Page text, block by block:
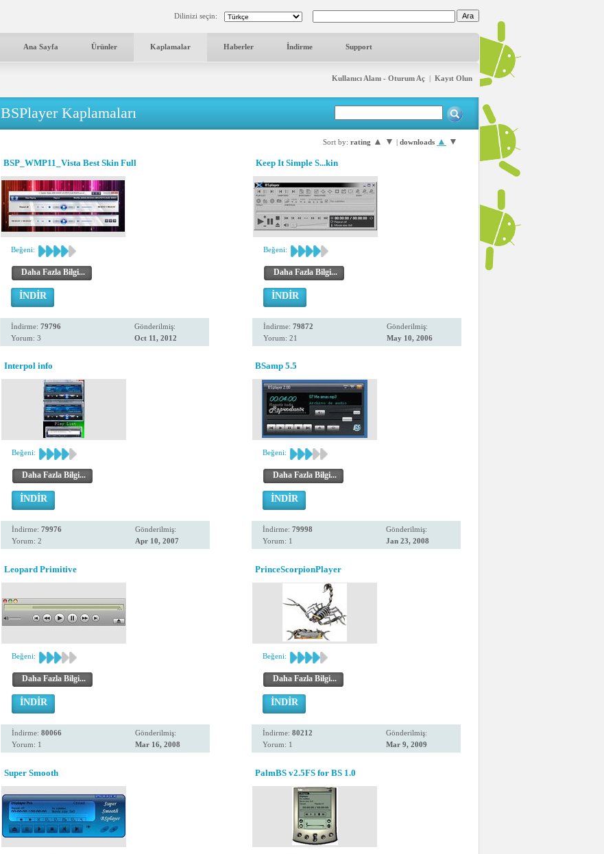
Dilinizi seçin:
Ana Sayfa Ürünler Kaplamalar Haberler İndirme Support
Kullanıcı Alanı - Oturum Aç | Kayıt Olun
BSPlayer Kaplamaları
Sort by: rating ▲ ▼ | downloads ▲ ▼
BSP_WMP11_Vista Best Skin Full
Beğeni:
Daha Fazla Bilgi...
İNDİR
İndirme: 79796
Yorum: 3
Gönderilmiş:
Oct 11, 2012
Keep It Simple S...kin
Beğeni:
Daha Fazla Bilgi...
İNDİR
İndirme: 79872
Yorum: 21
Gönderilmiş:
May 10, 2006
Interpol info
Beğeni:
Daha Fazla Bilgi...
İNDİR
İndirme: 79976
Yorum: 2
Gönderilmiş:
Apr 10, 2007
BSamp 5.5
Beğeni:
Daha Fazla Bilgi...
İNDİR
İndirme: 79998
Yorum: 1
Gönderilmiş:
Jan 23, 2008
Leopard Primitive
Beğeni:
Daha Fazla Bilgi...
İNDİR
İndirme: 80066
Yorum: 1
Gönderilmiş:
Mar 16, 2008
PrinceScorpionPlayer
Beğeni:
Daha Fazla Bilgi...
İNDİR
İndirme: 80212
Yorum: 1
Gönderilmiş:
Mar 9, 2009
Super Smooth PalmBS v2.5FS for BS 1.0